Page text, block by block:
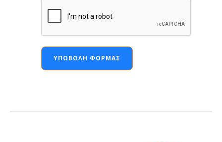
ΥΠΟΒΟΛΉ ΦΌΡΜΑΣ